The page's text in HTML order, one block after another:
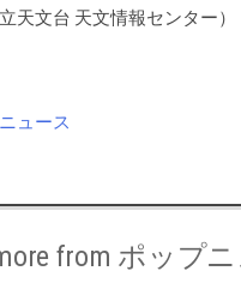
天文台 天文情報センター）
ュース
from ポップ